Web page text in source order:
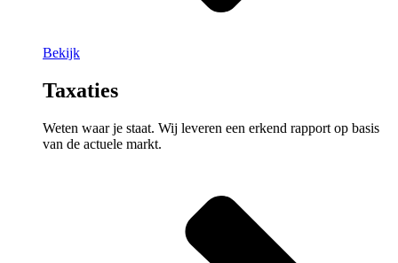
Bekijk
Taxaties
Weten waar je staat. Wij leveren een erkend rapport op basis
van de actuele markt.